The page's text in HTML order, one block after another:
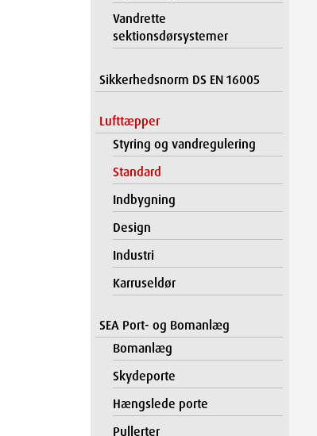
Vandrette
sektionsdørsystemer
Sikkerhedsnorm DS EN 16005
Lufttæpper
Styring og vandregulering
Standard
Indbygning
Design
Industri
Karruseldør
SEA Port- og Bomanlæg
Bomanlæg
Skydeporte
Hængslede porte
Pullerter